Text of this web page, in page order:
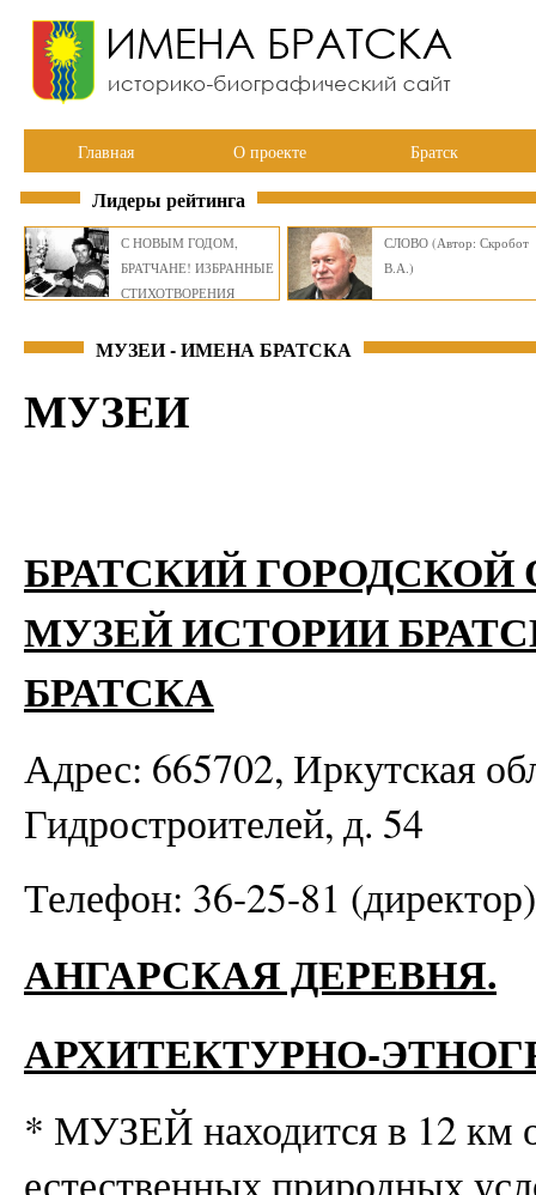
Главная О проекте Братск
Лидеры рейтинга
С НОВЫМ ГОДОМ,
БРАТЧАНЕ! ИЗБРАННЫЕ
СТИХОТВОРЕНИЯ
СЛОВО (Автор: Скробот
В.А.)
МУЗЕИ - ИМЕНА БРАТСКА
МУЗЕИ
БРАТСКИЙ
МУЗЕЙ ИСТОРИИ
БРАТСКА
Адрес: 665702, Иркутская
Гидростроителей, д. 54
Телефон: 36-25-81 (директор)
АНГАРСКАЯ ДЕРЕВНЯ.
АРХИТЕКТУРНО-
* МУЗЕЙ находится в 12 км